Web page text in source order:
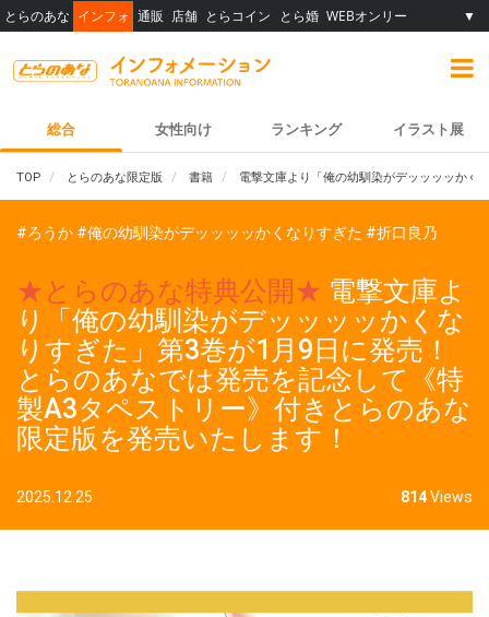
とらのあな インフォ 通販 店舗 とらコイン とら婚 WEBオンリー ▼
総合 女性向け ランキング イラスト展
TOP とらのあな限定版 書籍 電撃文庫より「俺の幼馴染がデッッッッかく
#ろうか #俺の幼馴染がデッッッッかくなりすぎた #折口良乃
★とらのあな特典公開★ 電撃文庫よ
り「俺の幼馴染がデッッッッかくな
りすぎた」第3巻が1月9日に発売！
とらのあなでは発売を記念して《特
製A3タペストリー》付きとらのあな
限定版を発売いたします！
2025.12.25 814Views